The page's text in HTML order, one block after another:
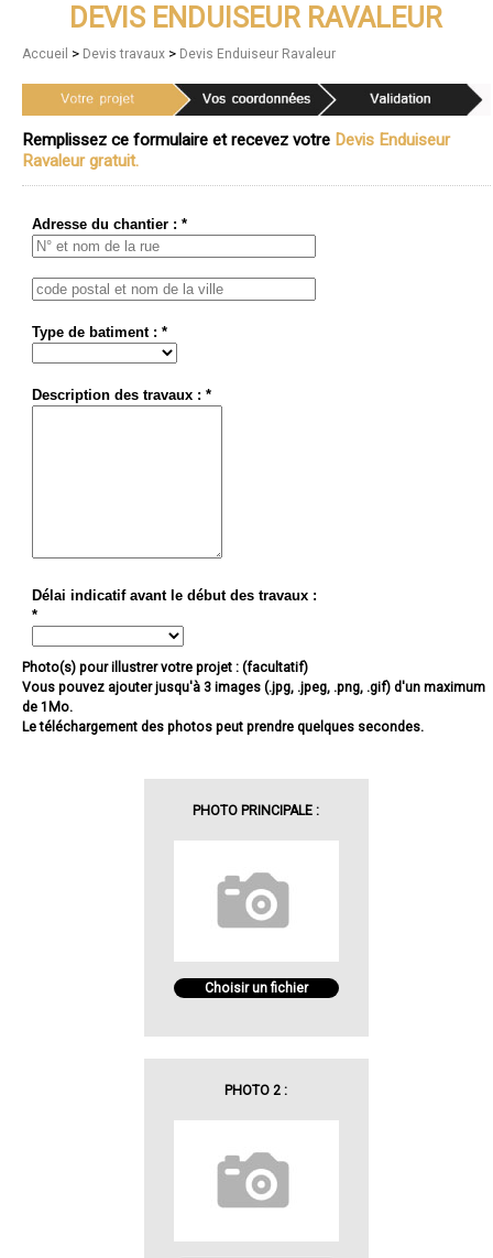
DEVIS ENDUISEUR RAVALEUR
Accueil > Devis travaux > Devis Enduiseur Ravaleur
Remplissez ce formulaire et recevez votre Devis Enduiseur
Ravaleur gratuit.
Adresse du chantier : *
Type de batiment : *
Description des travaux : *
Délai indicatif avant le début des travaux :
*
Photo(s) pour illustrer votre projet : (facultatif)
Vous pouvez ajouter jusqu'à 3 images (.jpg, .jpeg, .png, .gif) d'un maximum
de 1Mo.
Le téléchargement des photos peut prendre quelques secondes.
PHOTO PRINCIPALE :
Choisir un fichier
PHOTO 2 :